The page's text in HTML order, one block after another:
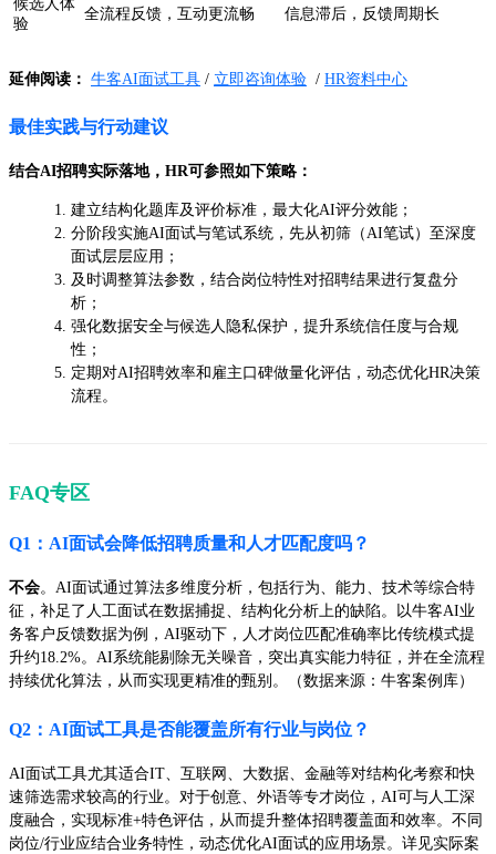
候选人体
验
全流程反馈，互动更流畅 信息滞后，反馈周期长
延伸阅读： 牛客AI面试工具 / 立即咨询体验 / HR资料中心
最佳实践与行动建议
结合AI招聘实际落地，HR可参照如下策略：
建立结构化题库及评价标准，最大化AI评分效能；
分阶段实施AI面试与笔试系统，先从初筛（AI笔试）至深度
面试层层应用；
及时调整算法参数，结合岗位特性对招聘结果进行复盘分
析；
强化数据安全与候选人隐私保护，提升系统信任度与合规
性；
定期对AI招聘效率和雇主口碑做量化评估，动态优化HR决策
流程。
FAQ专区
Q1：AI面试会降低招聘质量和人才匹配度吗？
不会。AI面试通过算法多维度分析，包括行为、能力、技术等综合特
征，补足了人工面试在数据捕捉、结构化分析上的缺陷。以牛客AI业
务客户反馈数据为例，AI驱动下，人才岗位匹配准确率比传统模式提
升约18.2%。AI系统能剔除无关噪音，突出真实能力特征，并在全流程
持续优化算法，从而实现更精准的甄别。（数据来源：牛客案例库）
Q2：AI面试工具是否能覆盖所有行业与岗位？
AI面试工具尤其适合IT、互联网、大数据、金融等对结构化考察和快
速筛选需求较高的行业。对于创意、外语等专才岗位，AI可与人工深
度融合，实现标准+特色评估，从而提升整体招聘覆盖面和效率。不同
岗位/行业应结合业务特性，动态优化AI面试的应用场景。详见实际案